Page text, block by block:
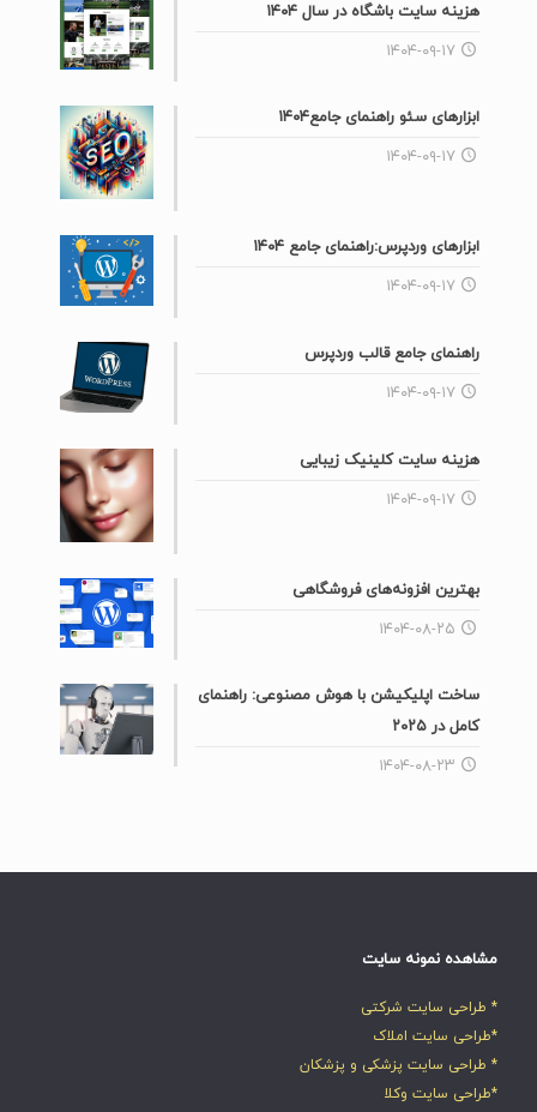
هزینه سایت باشگاه در سال ۱۴۰۴
۱۴۰۴-۰۹-۱۷
ابزارهای سئو راهنمای جامع۱۴۰۴
۱۴۰۴-۰۹-۱۷
ابزارهای وردپرس:راهنمای جامع ۱۴۰۴
۱۴۰۴-۰۹-۱۷
راهنمای جامع قالب وردپرس
۱۴۰۴-۰۹-۱۷
هزینه سایت کلینیک زیبایی
۱۴۰۴-۰۹-۱۷
بهترین افزونه‌های فروشگاهی
۱۴۰۴-۰۸-۲۵
ساخت اپلیکیشن با هوش مصنوعی: راهنمای
کامل در ۲۰۲۵
۱۴۰۴-۰۸-۲۳
مشاهده نمونه سایت
* طراحی سایت شرکتی
*طراحی سایت املاک
* طراحی سایت پزشکی و پزشکان
*طراحی سایت وکلا